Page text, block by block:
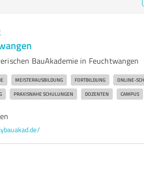
BauAkademie in Feuchtwangen
MEISTERAUSBILDUNG FORTBILDUNG ONLINE-
PRAXISNAHE SCHULUNGEN DOZENTEN CAMPUS